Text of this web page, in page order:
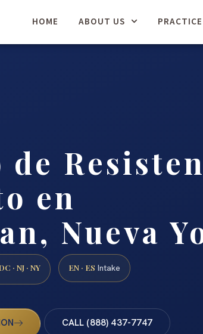
HOME ABOUT US
de
en
Nueva
· NJ · NY EN · ES Intake
CALL (888) 437-7747